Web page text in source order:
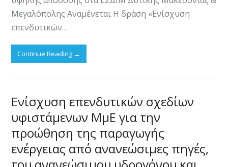
Μεγαλόπολης Αναμένεται Η δράση «Ενίσχυση
επενδυτικών…
Continue Reading →
Ενίσχυση επενδυτικών σχεδίων
υφιστάμενων ΜμΕ για την
προώθηση της παραγωγής
ενέργειας από ανανεώσιμες πηγές,